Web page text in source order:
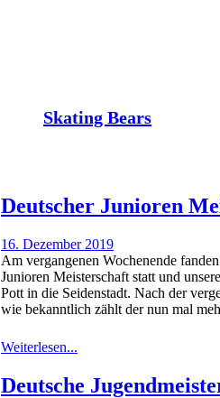
Skating Bears
Deutscher Junioren
16. Dezember 2019
Am vergangenen Wochenende
Junioren Meisterschaft statt und
Pott in die Seidenstadt. Nach der
wie bekanntlich zählt der nun mal
Weiterlesen...
Deutsche